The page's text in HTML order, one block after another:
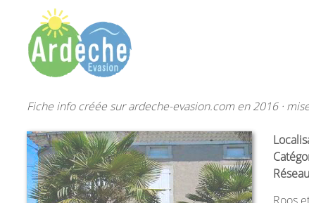
Fiche info créée sur ardeche-evasion.com en 2016 ·